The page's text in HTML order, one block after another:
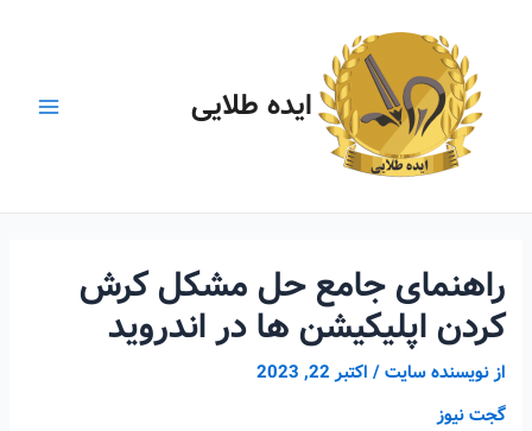
ایده طلایی
راهنمای جامع حل مشکل کرش
کردن اپلیکیشن ها در اندروید
ازنویسنده سایت/ اکتبر 22, 2023
گجت نیوز